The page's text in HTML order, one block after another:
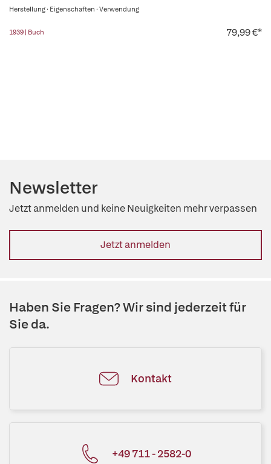
Herstellung · Eigenschaften · Verwendung
1939 | Buch 79,99 €*
Newsletter
Jetzt anmelden und keine Neuigkeiten mehr verpassen
Jetzt anmelden
Haben Sie Fragen? Wir sind jederzeit für
Sie da.
Kontakt
+49 711 - 2582-0